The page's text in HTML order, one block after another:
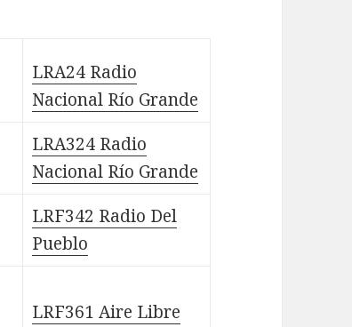
LRA24 Radio
Nacional Río Grande
LRA324 Radio
Nacional Río Grande
LRF342 Radio Del
Pueblo
LRF361 Aire Libre